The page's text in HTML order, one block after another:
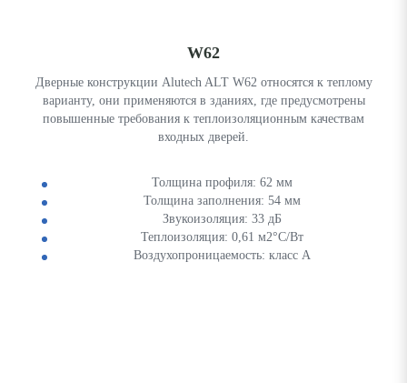
W62
Дверные конструкции Alutech ALT W62 относятся к теплому
варианту, они применяются в зданиях, где предусмотрены
повышенные требования к теплоизоляционным качествам
входных дверей.
Толщина профиля: 62 мм
Толщина заполнения: 54 мм
Звукоизоляция: 33 дБ
Теплоизоляция: 0,61 м2°С/Вт
Воздухопроницаемость: класс А